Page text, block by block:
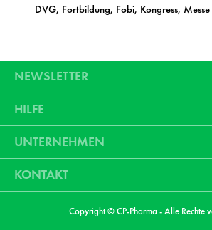
DVG, Fortbildung, Fobi, Kongress, Messe
NEWSLETTER
HILFE
UNTERNEHMEN
KONTAKT
Copyright © CP-Pharma - Alle Rechte